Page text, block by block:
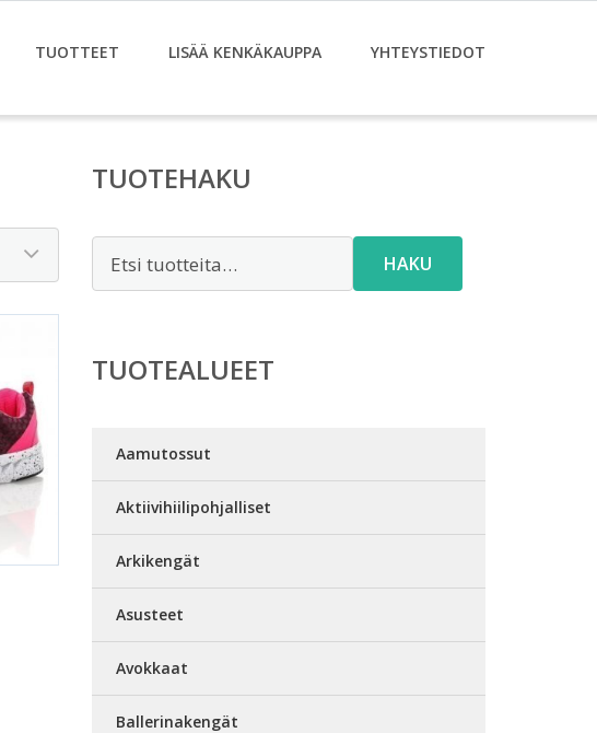
TUOTTEET LISÄÄ KENKÄKAUPPA YHTEYSTIEDOT
TUOTEHAKU
HAKU
TUOTEALUEET
Aamutossut
Aktiivihiilipohjalliset
Arkikengät
Asusteet
Avokkaat
Ballerinakengät